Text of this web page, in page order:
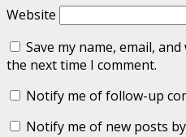
Website
Save my name, email,
the next time I comment.
Notify me of follow-up
Notify me of new posts